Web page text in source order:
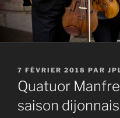
PUBLIÉ
LE
7 FÉVRIER 2018 PAR
Quatuor
saison